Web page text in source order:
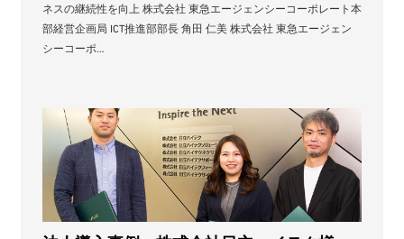
ネスの継続性を向上 株式会社 東急エージェンシーコーポレート本
部経営企画局 ICT推進部部長 ⻆田 仁美 株式会社 東急エージェン
シーコーポ…